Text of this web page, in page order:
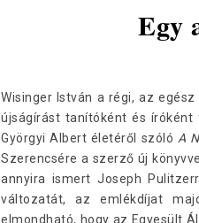
Egy
Wisinger István a régi, az
újságírást tanítóként és
Györgyi Albert életéről szóló A
Szerencsére a szerző új
annyira ismert Joseph
változatát, az emlékdíjat
elmondható, hogy az Egyesült